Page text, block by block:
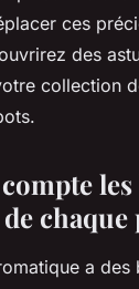
ces
des
collection
chaque
a